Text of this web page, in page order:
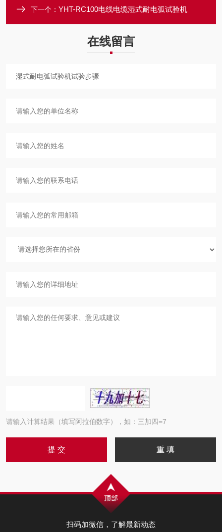
下一个： YHT-RC100电线电缆湿式耐电弧试验机
在线留言
请输入计算结果（填写阿拉伯数字），如：三加四=7
扫码加微信，了解最新动态